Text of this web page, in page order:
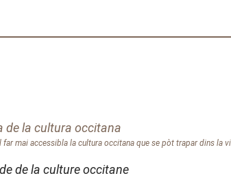
de la cultura occitana
mai accessibla la cultura occitana que se pòt trapar dins la
de la culture occitane